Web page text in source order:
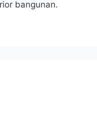
bangunan.